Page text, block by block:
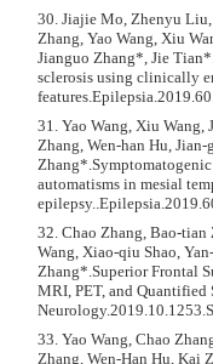
30. Jiajie Mo, Zhenyu Liu,
Zhang, Yao Wang, Xiu
Jianguo Zhang*, Jie
sclerosis using clinically
31. Yao Wang, Xiu Wang,
Zhang, Wen‐han Hu,
automatisms in mesial
32. Chao Zhang, Bao-
Wang, Xiao-qiu Shao,
Zhang*.Superior Frontal
MRI, PET, and Quantified
33. Yao Wang, Chao
Zhang, Wen-Han Hu, Kai